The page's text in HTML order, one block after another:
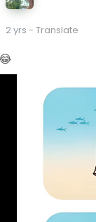
ေကုန်သည်အသင်း
၅ ပဲရည် -
မ္ဘာ့ရွှေဈေးနှုန်းမှ
ရွှေစျေး
ဒေါ်လာစျေး
ဘတ်စျေး
2 yrs - Translate